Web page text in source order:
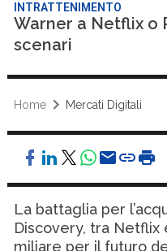
INTRATTENIMENTO
Warner a Netflix o
scenari
Home Mercati Digitali
La battaglia per
Discovery, tra Netflix
miliare per il futuro